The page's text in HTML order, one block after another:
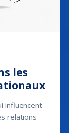
les
influencent
relations